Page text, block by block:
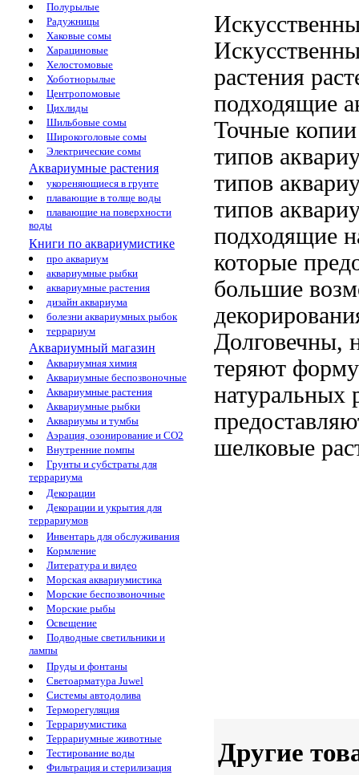
Полурылые
Радужницы
Хаковые сомы
Харациновые
Хелостомовые
Хоботнорылые
Центропомовые
Цихлиды
Шильбовые сомы
Широкоголовые сомы
Электрические сомы
Аквариумные растения
укореняющиеся в грунте
плавающие в толще воды
плавающие на поверхности
воды
Книги по аквариумистике
про аквариум
аквариумные рыбки
аквариумные растения
дизайн аквариума
болезни аквариумных рыбок
террариум
Аквариумный магазин
Аквариумная химия
Аквариумные беспозвоночные
Аквариумные растения
Аквариумные рыбки
Аквариумы и тумбы
Аэрация, озонирование и CO2
Внутренние помпы
Грунты и субстраты для
террариума
Декорации
Декорации и укрытия для
террариумов
Инвентарь для обслуживания
Кормление
Литература и видео
Морская аквариумистика
Морские беспозвоночные
Морские рыбы
Освещение
Подводные светильники и
лампы
Пруды и фонтаны
Светоарматура Juwel
Системы автодолива
Терморегуляция
Террариумистика
Террариумные животные
Тестирование воды
Фильтрация и стерилизация
растения
подходящие
Точные копии
типов
типов
типов
подходящие
которые
большие
Долговечны,
теряют
натуральных
шелковые
Другие